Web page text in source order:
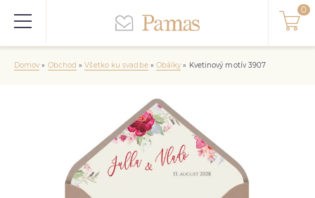
Domov» Obchod »Všetko ku svadbe» Obálky » Kvetinový motív 3907